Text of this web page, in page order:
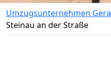
Umzugsunternehmen Gera
Steinau an der Straße